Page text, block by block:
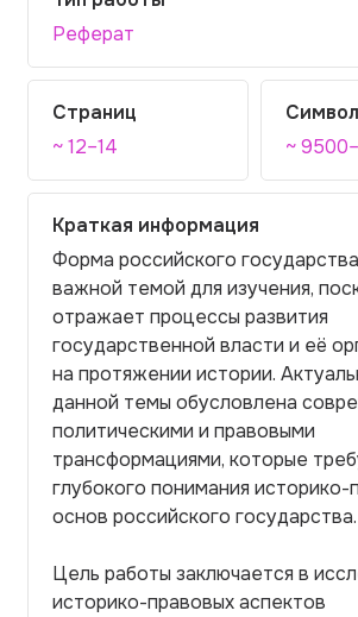
Реферат
Страниц
~ 12–14
~
Краткая информация
Форма российского
важной темой для изучения,
отражает процессы развития
государственной власти и её
на протяжении истории.
данной темы обусловлена
политическими и правовыми
трансформациями, которые
глубокого понимания историко-
основ российского государства.
Цель работы заключается в
историко-правовых аспектов